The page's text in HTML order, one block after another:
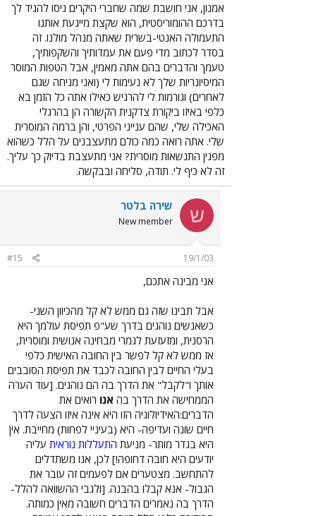
אמנון, אני חושבת שמה שחברי היקרים ניסו להגיד לך
בדרכם ההומוריסטית, הוא שקצת מייגעת אותנו
התעמולה האנטי-בשרית שאתה מנהל מולנו. זה
בסדר לכתוב מדי פעם את עמדותיך והשקפותיך,
טעמך והדברים בהם אתה מאמין, אבל הטפות המוסר
המיסיונריות שלך לא נעימות לי (ואני מניחה שגם
לאחרים) וגורמות לי להרגיש כאילו אתה כל הזמן בא
כלפי באיזו ביקורת צדקנית הקשורה הן בהרגלי
האכילה שלי, שהם ענייני הפרטי, והן ברמה המוסרית
שלי. אתה רואה כמה כולם מתעצבנים על הלל כשהוא
מפגין התנשאות מוסרית? אני מתעצבת בדיוק כך עליך.
זה לא כיף לי. תודה, סליחה ובבקשה.
ש שירה בלטר
New member
19/1/03
#15
אני מבינה אתכם,
אבל תבינו שזה גם ממש לא קל מהכיוון השני-
כשאנשים נוהגים בדרך שע"פ תפיסת עולמך היא
הרסנית, ומזעזעת לגמרי מבחינה אנושית ומוסרית,
אז ממש לא קל לפשר בין החובה האישית כלפי
בעלי החיים לבין החובה לכבד את תפיסת הסובבים
אותך ו"לקבל" את הדרך בה הם נוהגים. [עוד הערה
הממחישה את הדרך בה אנו רואים את
הדברים:האידיולוגיה הזו היא אינה איזו הצעה לדרך
חיים שונה ועדיפה- היא (בעיניי לפחות) מחייבת. אין
היא בגדר מוֹתר- מניעת התעללות נוראית עליה
יודעים היא חובה דחופה!] לכן, אנו משתדלים
להתחשב. מצטערים אם לפעמים זה עובר את
הגבול- אנא קבלו בהבנה. [ולגבי ההשוואה להלל-
הדרך בה נאמרים הדברים חשובה מאין כמותה.